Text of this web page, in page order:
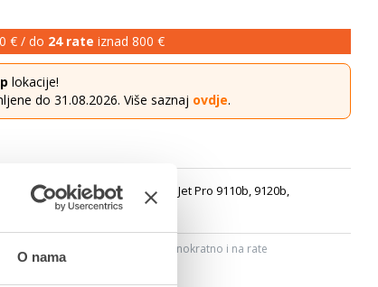
O nama
€ / do 24 rate iznad 800 €
lokacije!
do 31.08.2026. Više saznaj ovdje.
Boja Black, 2500 str., zaHPOfficeJet Pro 9110b, 9120b,
bankarstvom, karticama jednokratno i na rate